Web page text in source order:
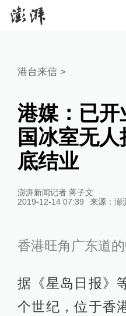
港台来信>
港媒：已开
国冰室无
底结业
澎湃新闻记者 蒋子文
2019-12-14 07:39
来源： 澎
香港旺角广东道
据《星岛日报》
个世纪，位于香